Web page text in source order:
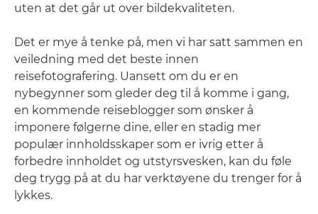
uten at det går ut over bildekvaliteten.
Det er mye å tenke på, men vi har satt sammen en
veiledning med det beste innen
reisefotografering. Uansett om du er en
nybegynner som gleder deg til å komme i gang,
en kommende reiseblogger som ønsker å
imponere følgerne dine, eller en stadig mer
populær innholdsskaper som er ivrig etter å
forbedre innholdet og utstyrsvesken, kan du føle
deg trygg på at du har verktøyene du trenger for å
lykkes.